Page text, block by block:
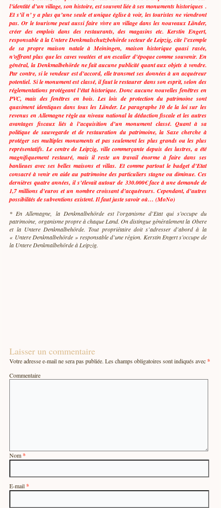
l’identité d’un village, son histoire, est souvent liée à ses monuments historiques .
Et s’il n’ y a plus qu’une seule et unique église à voir, les touristes ne viendront
pas. Or le tourisme peut aussi faire vivre un village dans les nouveaux Länder,
créer des emplois dans des restaurants, des magasins etc. Kerstin Engert,
responsable à la Untere Denkmalschutzbehörde secteur de Leipzig, cite l’exemple
de sa propre maison natale à Meiningen, maison historique quasi rasée,
n’offrant plus que les caves voutées et un escalier d’époque comme souvenir. En
général, la Denkmalbehördene fait aucune publicité quant aux objets à vendre.
Par contre, si le vendeur est d’accord, elle transmet ses données à un acquéreur
potentiel. Si le monument est classé, il faut le restaurer dans son esprit, selon des
réglementations protégeant l’état historique. Donc aucune nouvelles fenêtres en
PVC, mais des fenêtres en bois. Les lois de protection du patrimoine sont
quasiment identiques dans tous les Länder. Le paragraphe 10 de la loi sur les
revenus en Allemagne règle au niveau national la déduction fiscale et les autres
avantages fiscaux liés à l’acquisition d’un monument classé. Quant à sa
politique de sauvegarde et de restauration du patrimoine, la Saxe cherche à
protéger ses multiples monuments et pas seulement les plus grands ou les plus
représentatifs. Le centre de Leipzig, ville commerçante depuis des lustres, a été
magnifiquement restauré, mais il reste un travail énorme à faire dans ses
banlieues avec ses belles maisons et villas. Et comme partout le budget d’Etat
consacré à venir en aide au patrimoine des particuliers stagne ou diminue. Ces
dernières quatre années, il s’élevait autour de 330.000€ face à une demande de
1,7 millions d’euros et un nombre croissant d’acquéreurs. Cependant, d’autres
possibilités de subventions existent. Il faut juste savoir où… (MoNo)
* En Allemagne, la Denkmalbehörde est l’organisme d’Etat qui s’occupe du
patrimoine, organisme propre à chaque Land. On distingue généralement la Obere
et la Untere Denkmalbehörde. Tout propriétaire doit s’adresser d’abord à la
« Untere Denkmalbehörde » responsable d’une région. Kerstin Engert s’occupe de
la Untere Denkmalbehörde à Leipzig.
Laisser un commentaire
Votre adresse e-mail ne sera pas publiée. Les champs obligatoires sont indiqués avec*
Commentaire
Nom*
E-mail*